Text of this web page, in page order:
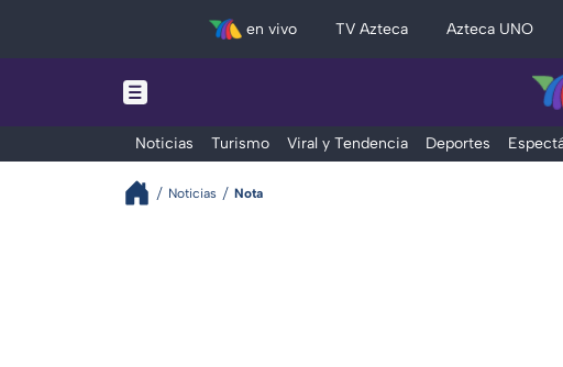
en vivo TV Azteca Azteca UNO
Noticias Turismo Viral y Tendencia Deportes
Noticias Nota